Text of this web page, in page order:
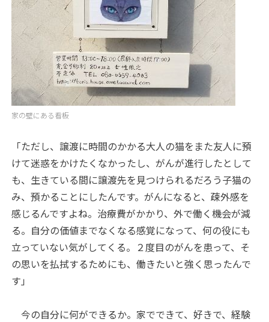
家の壁にある看板
「ただし、譲渡に時間のかかる大人の猫をまた友人に預
けて迷惑をかけたくなかったし、がんが進行したとして
も、生きている間に譲渡先を見つけられるだろう子猫の
み、預かることにしたんです。がんになると、疎外感を
感じるんですよね。治療費がかかり、外で働く機会が減
る。自分の価値までなくなる感覚になって、何の役にも
立っていない気がしてくる。２度目のがんを患って、そ
の思いを払拭するためにも、働きたいと強く思ったんで
す」
今の自分に何ができるか。家でできて、好きで、経験